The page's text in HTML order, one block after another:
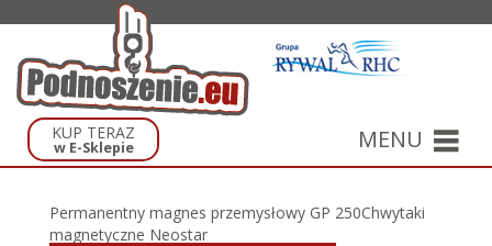
KUP TERAZ
w E-Sklepie MENU
Permanentny magnes przemysłowy GP 250Chwytaki
magnetyczne Neostar